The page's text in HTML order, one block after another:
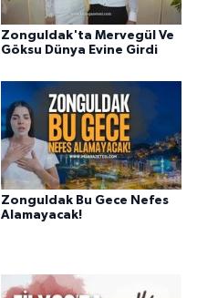
Zonguldak'ta Mervegül Ve
Göksu Dünya Evine Girdi
Zonguldak Bu Gece Nefes
Alamayacak!